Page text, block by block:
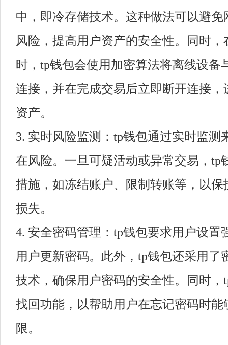
中，即冷存储技术。这种做法可以避
风险，提高用户资产的安全性。同时
时，tp钱包会使用加密算法将离线设备
连接，并在完成交易后立即断开连接，
资产。
3. 实时风险监测：tp钱包通过实时监测
在风险。一旦可疑活动或异常交易，tp
措施，如冻结账户、限制转账等，以保
损失。
4. 安全密码管理：tp钱包要求用户设置
用户更新密码。此外，tp钱包还采用了
技术，确保用户密码的安全性。同时，
找回功能，以帮助用户在忘记密码时能
限。